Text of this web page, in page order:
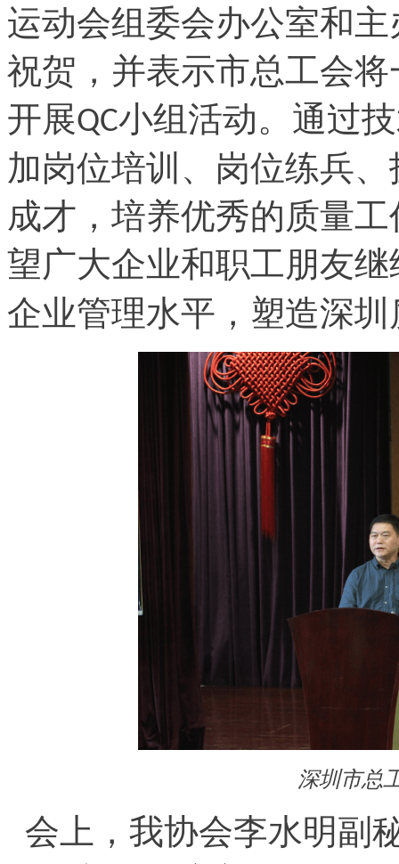
运动会组委会办公室和
祝贺，并表示市总工会
开展QC小组活动。通过
加岗位培训、岗位练兵
成才，培养优秀的质量
望广大企业和职工朋友
企业管理水平，塑造深
深圳市总
会上，我协会李水明副